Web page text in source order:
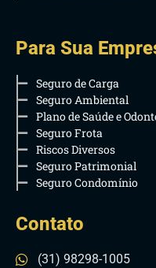
Para Sua
Seguro de Carga
Seguro Ambiental
Plano de Saúde e
Seguro Frota
Riscos Diversos
Seguro Patrimonial
Seguro Condomínio
Contato
(31) 98298-1005